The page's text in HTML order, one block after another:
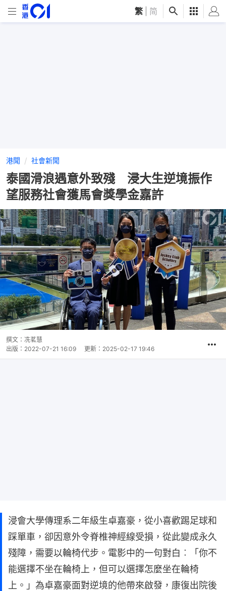
繁 简
港聞 社會新聞
泰國滑浪遇意外致殘 浸大生逆境振作
望服務社會獲馬會獎學金嘉許
撰文： 冼茗慧
出版： 2022-07-21 16:09 更新： 2025-02-17 19:46
浸會大學傳理系二年級生卓嘉豪，從小喜歡踢足球和
踩單車，卻因意外令脊椎神經線受損，從此變成永久
殘障，需要以輪椅代步。電影中的一句對白︰「你不
能選擇不坐在輪椅上，但可以選擇怎麼坐在輪椅
上。」為卓嘉豪面對逆境的他帶來啟發，康復出院後